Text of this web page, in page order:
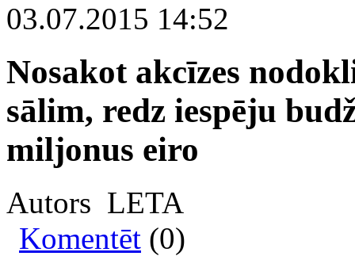
03.07.2015 14:52
Nosakot akcīzes
sālim, redz iespēju
miljonus eiro
Autors LETA
Komentēt (0)